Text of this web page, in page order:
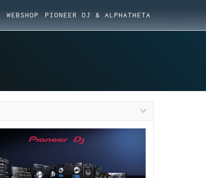
WEBSHOP PIONEER DJ & ALPHATHETA